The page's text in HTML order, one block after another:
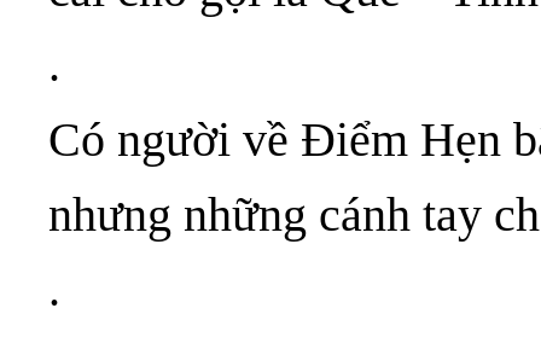
.
Có người về Điểm Hẹn
nhưng những cánh tay
.